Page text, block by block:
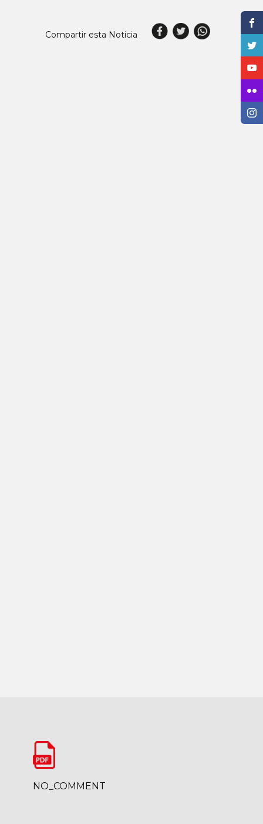
Compartir esta Noticia
NO_COMMENT